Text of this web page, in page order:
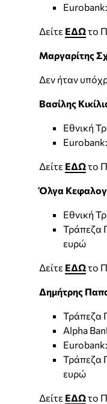
Δείτε ΕΔΩτο
Μαργαρίτης
Δεν ήταν
Βασίλης
Εθνική
Δείτε ΕΔΩτο
Όλγα
Εθνική
Τράπεζα
ευρώ
Δείτε ΕΔΩτο
Δημήτρης
Τράπεζα
Alpha
Τράπεζα
ευρώ
Δείτε ΕΔΩτο